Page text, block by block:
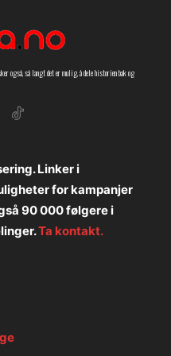
også, så langt det er mulig, å dele historien bak og
Linker i
for kampanjer
90 000 følgere i
Ta kontakt.